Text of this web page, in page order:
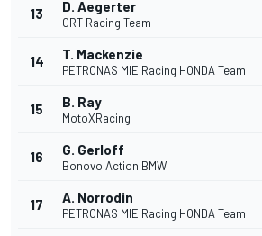
13 D. Aegerter
GRT Racing Team
14 T. Mackenzie
PETRONAS MIE Racing HONDA Team
15 B. Ray
MotoXRacing
16 G. Gerloff
Bonovo Action BMW
17 A. Norrodin
PETRONAS MIE Racing HONDA Team